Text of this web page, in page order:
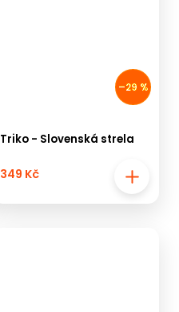
–29 %
Triko - Slovenská strela
349 Kč